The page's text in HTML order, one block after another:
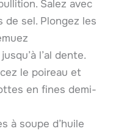
Salez avec
de sel. Plongez les
l’al dente.
le poireau et
en fines demi-
à soupe d’huile